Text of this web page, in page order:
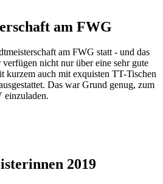
am FWG
am FWG statt - und das
nicht nur über eine sehr gute
kurzem auch mit exquisten TT-Tischen
Das war Grund genug, zum
einzuladen.
2019